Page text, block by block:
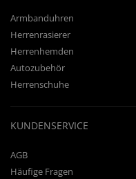
Armbanduhren
Herrenrasierer
Herrenhemden
Autozubehör
Herrenschuhe
KUNDENSERVICE
AGB
Häufige Fragen